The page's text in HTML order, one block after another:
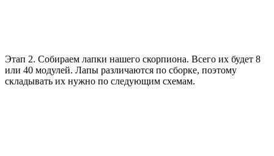
Этап 2. Собираем лапки нашего скорпиона. Всего их будет 8
или 40 модулей. Лапы различаются по сборке, поэтому
складывать их нужно по следующим схемам.